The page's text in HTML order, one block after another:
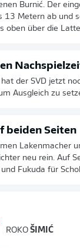
Burnić. Der
13 Metern ab und
oben über die
der SVD jetzt
Ausgleich zu
beiden Seiten
Lakenmacher
neu rein. Auf
Fukuda für
ROKO ŠIMIĆ